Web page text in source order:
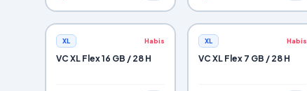
XL Habis
VC XL Flex 16 GB / 28 H
XL Habis
VC XL Flex 7 GB / 28 H